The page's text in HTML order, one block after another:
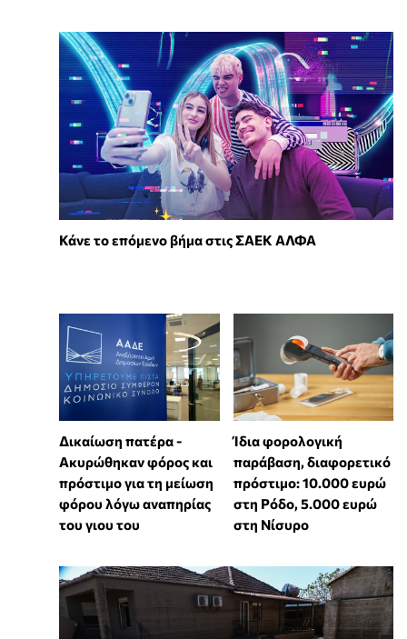
Κάνε το επόμενο βήμα στις ΣΑΕΚ ΑΛΦΑ
Δικαίωση πατέρα -
Ακυρώθηκαν φόρος και
πρόστιμο για τη μείωση
φόρου λόγω αναπηρίας
του γιου του
Ίδια φορολογική
παράβαση, διαφορετικό
πρόστιμο: 10.000 ευρώ
στη Ρόδο, 5.000 ευρώ
στη Νίσυρο